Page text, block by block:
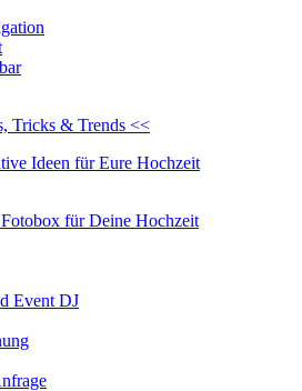
Tricks & Trends <<
Ideen für Eure Hochzeit
für Deine Hochzeit
Event DJ